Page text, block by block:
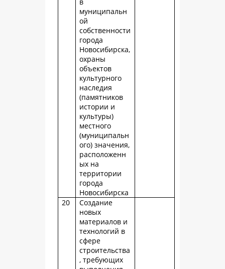
муниципальн
ой
собственности
города
Новосибирска,
охраны
объектов
культурного
наследия
(памятников
истории и
культуры)
местного
(муниципальн
ого) значения,
расположенн
ых на
территории
города
Новосибирска
20
Создание
новых
материалов и
технологий в
сфере
строительства
, требующих